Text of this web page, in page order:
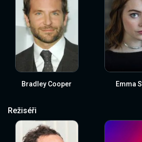
Bradley Cooper Emma
Režiséři